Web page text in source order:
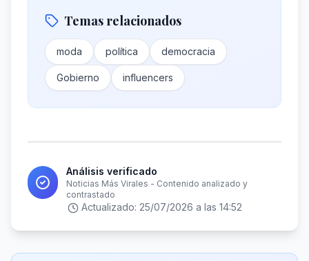
Temas relacionados
moda política democracia
Gobierno influencers
Análisis verificado
Noticias Más Virales - Contenido analizado y
contrastado
Actualizado: 25/07/2026 a las 14:52